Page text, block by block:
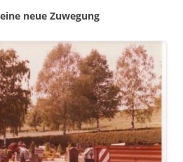
neue Zuwegung